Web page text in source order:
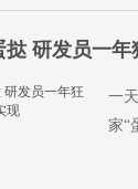
挞 研发员一
一
家“